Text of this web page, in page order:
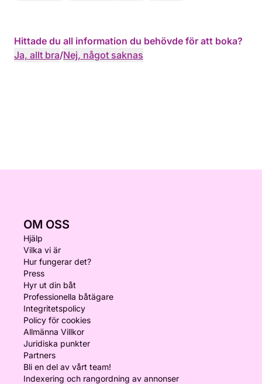
Hittade du all information du behövde för att boka?
Ja, allt bra/Nej, något saknas
OM OSS
Hjälp
Vilka vi är
Hur fungerar det?
Press
Hyr ut din båt
Professionella båtägare
Integritetspolicy
Policy för cookies
Allmänna Villkor
Juridiska punkter
Partners
Bli en del av vårt team!
Indexering och rangordning av annonser